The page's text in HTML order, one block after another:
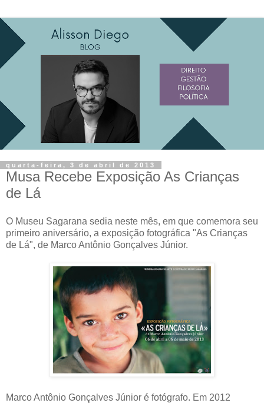
quarta-feira, 3 de abril de 2013
Musa Recebe Exposição As Crianças
de Lá
O Museu Sagarana sedia neste mês, em que comemora seu
primeiro aniversário, a exposição fotográfica "As Crianças
de Lá", de Marco Antônio Gonçalves Júnior.
Marco Antônio Gonçalves Júnior é fotógrafo. Em 2012